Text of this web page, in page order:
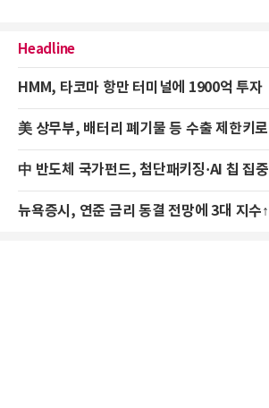
Headline
HMM, 타코마 항만 터미널에 1900억 투자
美 상무부, 배터리 폐기물 등 수출 제한키로
中 반도체 국가펀드, 첨단패키징·AI 칩 집중
뉴욕증시, 연준 금리 동결 전망에 3대 지수↑